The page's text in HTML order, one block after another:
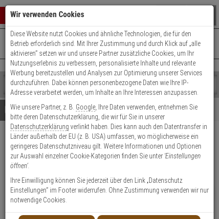
0 ARTIKEL IM WARENKORB
Ihr Warenkorb ist momentan leer.
Ergebnisse ()
Fertig
Shop
durchsuchen
Bitte
geben
Sie
mindestens
Zeichen
ein,
um
Suche
Es
wurde
noch
Kategorien
Suche
gestartet
+49 (0)821 899 493-0Mo. - Do.: 8:00 - 16:30 | Fr.: 8:00 - 14:00 Uhr
Kontaktservice nutzen
Details Beratung
Hanwha SBP-180CMB
Deckenabhängung, Weiß
Produktmerkmale
NEU
Datenblatt drucken
Wir verwenden Cookies
Diese Website nutzt Cookies und ähnliche Technologien, die für den
Betrieb erforderlich sind. Mit Ihrer Zustimmung und durch Klick auf „alle
aktivieren“ setzen wir und unsere Partner zusätzliche Cookies, um Ihr
Nutzungserlebnis zu verbessern, personalisierte Inhalte und relevante
Werbung bereitzustellen und Analysen zur Optimierung unserer Services
durchzuführen. Dabei können personenbezogene Daten wie Ihre IP-
Adresse verarbeitet werden, um Inhalte an Ihre Interessen anzupassen.
Wie unsere Partner, z. B. Google , Ihre Daten verwenden, entnehmen Sie
bitte deren Datenschutzerklärung, die wir für Sie in unserer
Datenschutzerklärung verlinkt haben. Dies kann auch den Datentransfer in
Länder außerhalb der EU (z. B. USA) umfassen, wo möglicherweise ein
geringeres Datenschutzniveau gilt. Weitere Informationen und Optionen
zur Auswahl einzelner Cookie-Kategorien finden Sie unter 'Einstellungen
öffnen'.
Ihre Einwilligung können Sie jederzeit über den Link „Datenschutz
Einstellungen“ im Footer widerrufen. Ohne Zustimmung verwenden wir nur
notwendige Cookies.